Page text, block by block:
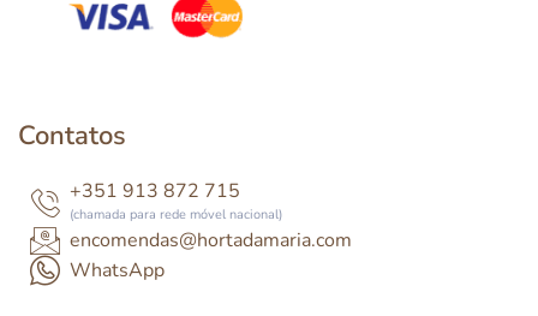
Contatos
+351 913 872 715
(chamada para rede móvel nacional)
encomendas@hortadamaria.com
WhatsApp